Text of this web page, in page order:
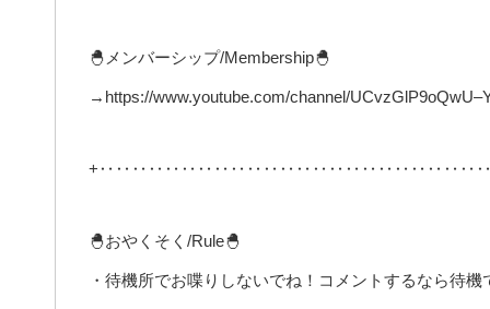
🐣メンバーシップ/Membership🐣
→https://www.youtube.com/channel/
🐣おやくそく/Rule🐣
・待機所でお喋りしないでね！コメントするなら待機